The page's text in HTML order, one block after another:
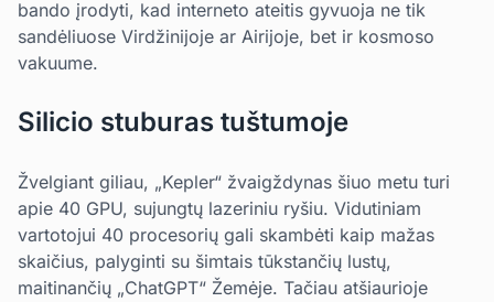
bando įrodyti, kad interneto ateitis gyvuoja ne tik
sandėliuose Virdžinijoje ar Airijoje, bet ir kosmoso
vakuume.
Silicio stuburas tuštumoje
Žvelgiant giliau, „Kepler“ žvaigždynas šiuo metu turi
apie 40 GPU, sujungtų lazeriniu ryšiu. Vidutiniam
vartotojui 40 procesorių gali skambėti kaip mažas
skaičius, palyginti su šimtais tūkstančių lustų,
maitinančių „ChatGPT“ Žemėje. Tačiau atšiaurioje